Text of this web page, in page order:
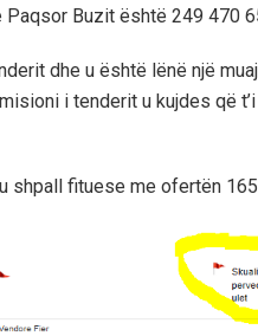
Buzit është 249 470
dhe u është lënë një
i tenderit u kujdes që
shpall fituese me ofertën